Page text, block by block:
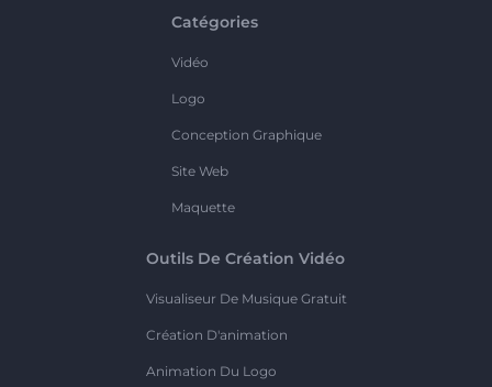
Catégories
Vidéo
Logo
Conception Graphique
Site Web
Maquette
Outils De Création Vidéo
Visualiseur De Musique Gratuit
Création D'animation
Animation Du Logo